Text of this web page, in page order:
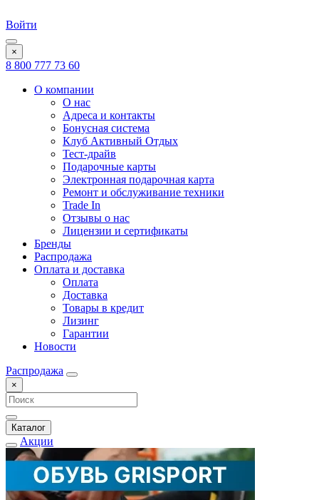
Войти
×
8 800 777 73 60
О компании
О нас
Адреса и контакты
Бонусная система
Клуб Активный Отдых
Тест-драйв
Подарочные карты
Электронная подарочная карта
Ремонт и обслуживание техники
Trade In
Отзывы о нас
Лицензии и сертификаты
Бренды
Распродажа
Оплата и доставка
Оплата
Доставка
Товары в кредит
Лизинг
Гарантии
Новости
Распродажа
×
Каталог
Акции